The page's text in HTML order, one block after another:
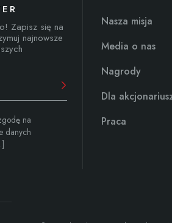
Zapisz się na
najnowsze
na
danych
Nasza misja
Media o nas
Nagrody
Dla
Praca